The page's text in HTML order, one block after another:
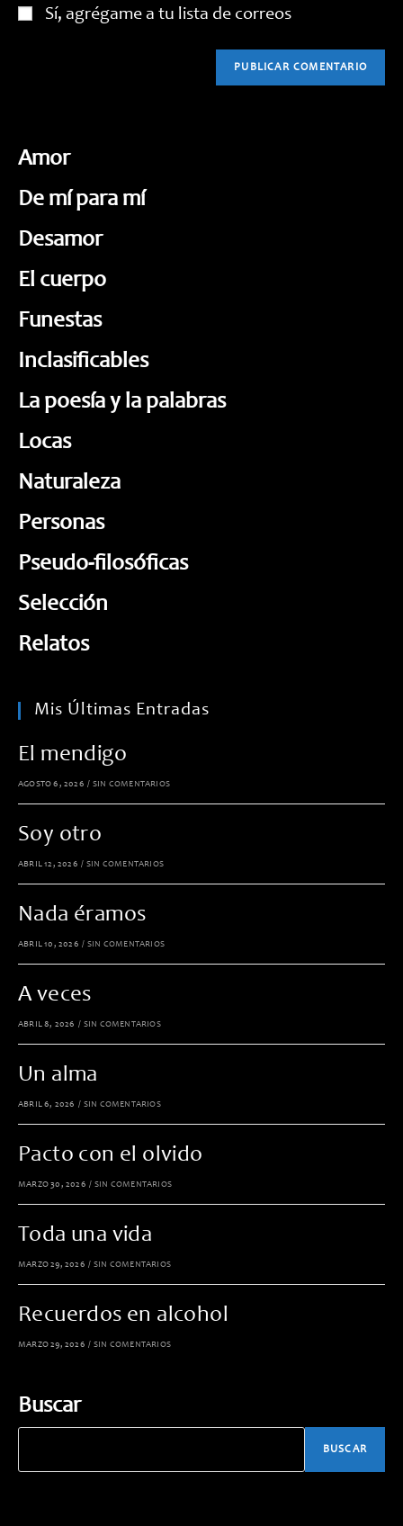
Sí, agrégame a tu lista de correos
Amor
De mí para mí
Desamor
El cuerpo
Funestas
Inclasificables
La poesía y la palabras
Locas
Naturaleza
Personas
Pseudo-filosóficas
Selección
Relatos
Mis Últimas Entradas
El mendigo
AGOSTO 6, 2026 / SIN COMENTARIOS
Soy otro
ABRIL 12, 2026 / SIN COMENTARIOS
Nada éramos
ABRIL 10, 2026 / SIN COMENTARIOS
A veces
ABRIL 8, 2026 / SIN COMENTARIOS
Un alma
ABRIL 6, 2026 / SIN COMENTARIOS
Pacto con el olvido
MARZO 30, 2026 / SIN COMENTARIOS
Toda una vida
MARZO 29, 2026 / SIN COMENTARIOS
Recuerdos en alcohol
MARZO 29, 2026 / SIN COMENTARIOS
Buscar
BUSCAR